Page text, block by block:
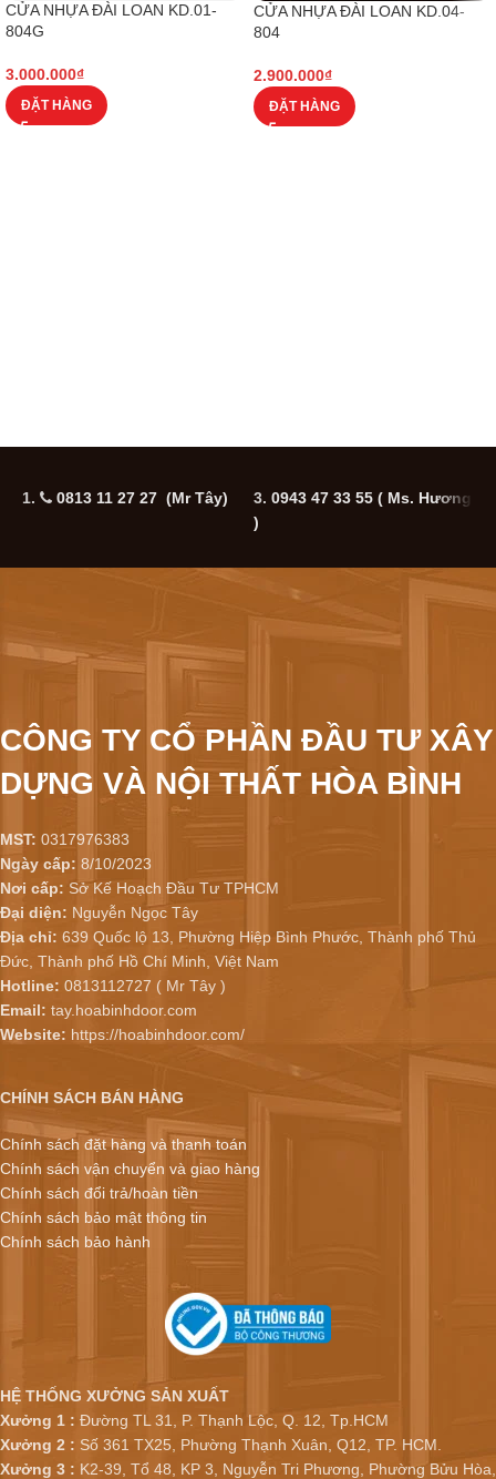
CỬA NHỰA ĐÀI LOAN KD.01-
804G
3.000.000₫
ĐẶT HÀNG
CỬA NHỰA ĐÀI LOAN KD.04-
804
2.900.000₫
ĐẶT HÀNG
1. 0813 11 27 27 (Mr Tây) 3. 0943 47 33 55 ( Ms. Hương
)
CÔNG TY CỔ PHẦN ĐẦU TƯ XÂY
DỰNG VÀ NỘI THẤT HÒA BÌNH
MST: 0317976383
Ngày cấp: 8/10/2023
Nơi cấp: Sở Kế Hoạch Đầu Tư TPHCM
Đại diện: Nguyễn Ngọc Tây
Địa chỉ: 639 Quốc lộ 13, Phường Hiệp Bình Phước, Thành phố Thủ
Đức, Thành phố Hồ Chí Minh, Việt Nam
Hotline: 0813112727 ( Mr Tây )
Email: tay.hoabinhdoor.com
Website: https://hoabinhdoor.com/
CHÍNH SÁCH BÁN HÀNG
Chính sách đặt hàng và thanh toán
Chính sách vận chuyển và giao hàng
Chính sách đổi trả/hoàn tiền
Chính sách bảo mật thông tin
Chính sách bảo hành
HỆ THỐNG XƯỞNG SẢN XUẤT
Xưởng 1 : Đường TL 31, P. Thạnh Lộc, Q. 12, Tp.HCM
Xưởng 2 : Số 361 TX25, Phường Thạnh Xuân, Q12, TP. HCM.
Xưởng 3 : K2-39, Tổ 48, KP 3, Nguyễn Tri Phương, Phường Bửu Hòa,